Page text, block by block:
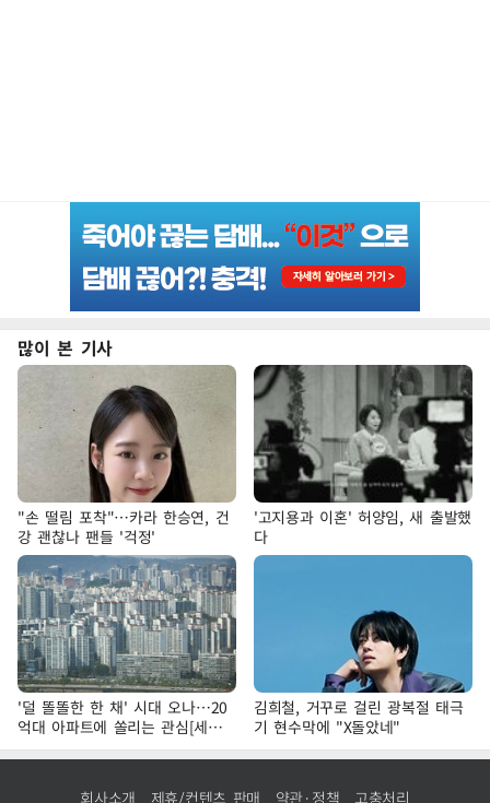
많이 본 기사
"손 떨림 포착"…카라 한승연, 건
강 괜찮나 팬들 '걱정'
'고지용과 이혼' 허양임, 새 출발했
다
'덜 똘똘한 한 채' 시대 오나…20
억대 아파트에 쏠리는 관심[세제
개편, 그 이후②]
김희철, 거꾸로 걸린 광복절 태극
기 현수막에 "X돌았네"
회사소개 제휴/컨텐츠 판매 약관·정책 고충처리